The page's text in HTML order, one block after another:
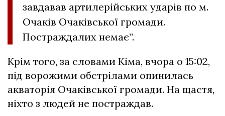
завдавав артилерійських ударів по м.
Очаків Очаківської громади.
Постраждалих немає”.
Крім того, за словами Кіма, вчора о 15:02,
під ворожими обстрілами опинилась
акваторія Очаківської громади. На щастя,
ніхто з людей не постраждав.